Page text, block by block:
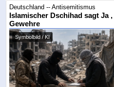
Deutschland -- Antisemitismus
Islamischer Dschihad sagt Ja
Gewehre
Symbolbild / KI